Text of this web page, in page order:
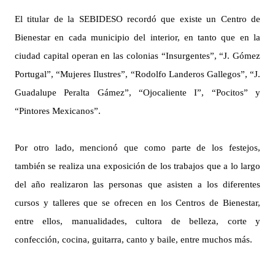
El titular de la SEBIDESO recordó que existe un Centro de
Bienestar en cada municipio del interior, en tanto que en la
ciudad capital operan en las colonias “Insurgentes”, “J. Gómez
Portugal”, “Mujeres Ilustres”, “Rodolfo Landeros Gallegos”, “J.
Guadalupe Peralta Gámez”, “Ojocaliente I”, “Pocitos” y
“Pintores Mexicanos”.
Por otro lado, mencionó que como parte de los festejos,
también se realiza una exposición de los trabajos que a lo largo
del año realizaron las personas que asisten a los diferentes
cursos y talleres que se ofrecen en los Centros de Bienestar,
entre ellos, manualidades, cultora de belleza, corte y
confección, cocina, guitarra, canto y baile, entre muchos más.